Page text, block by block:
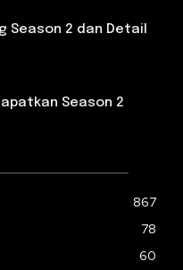
Season 2 dan Detail
Season 2
867
78
60